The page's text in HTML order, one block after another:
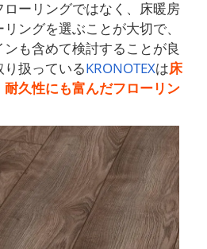
ーリングではなく、床暖房
ングを選ぶことが大切で、
も含めて検討することが良
扱っているKRONOTEXは床
耐久性にも富んだフローリン